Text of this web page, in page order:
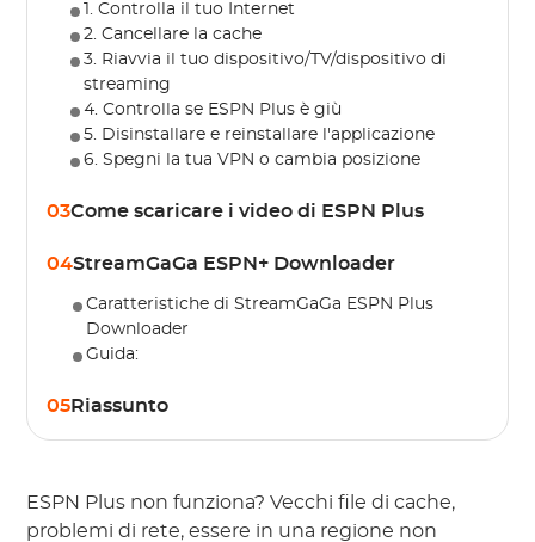
1. Controlla il tuo Internet
2. Cancellare la cache
3. Riavvia il tuo dispositivo/TV/dispositivo di
streaming
4. Controlla se ESPN Plus è giù
5. Disinstallare e reinstallare l'applicazione
6. Spegni la tua VPN o cambia posizione
03Come scaricare i video di ESPN Plus
04StreamGaGa ESPN+ Downloader
Caratteristiche di StreamGaGa ESPN Plus
Downloader
Guida:
05Riassunto
ESPN Plus non funziona? Vecchi file di cache,
problemi di rete, essere in una regione non